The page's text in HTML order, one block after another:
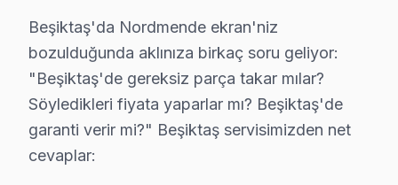
Nordmende TV'nizin Ömrünü Uzatmanın
Nordmende televizyon paneli ürünlerinizden uzun
TV uzun ömür için ipuçları:
• Beşiktaş'de yılda 1-2 kez profesyonel bakım yaptırın
• Beşiktaş'de ekranı yumuşak mikrofiber bezle silin,
Beşiktaş'da Nordmende ekran'niz
bozulduğunda aklınıza birkaç soru geliyor:
"Beşiktaş'de gereksiz parça takar mılar?
Söyledikleri fiyata yaparlar mı? Beşiktaş'de
garanti verir mi?" Beşiktaş servisimizden net
cevaplar: